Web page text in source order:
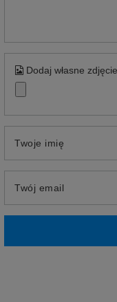
Dodaj własne
Twoje imię
Twój email